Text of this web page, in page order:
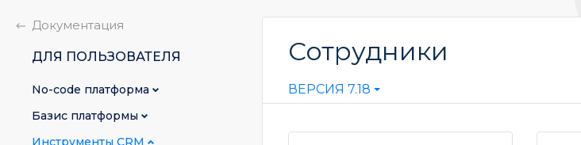
Сотрудники
ВЕРСИЯ 7.18
Документация
ДЛЯ ПОЛЬЗОВАТЕЛЯ
No-сode платформа
Базис платформы
Инструменты CRM